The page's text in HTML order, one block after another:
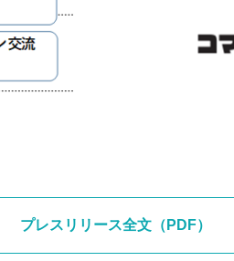
プレスリリース全文（PDF）